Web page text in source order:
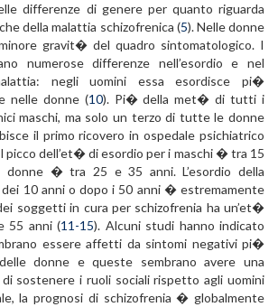
differenze di genere per quanto riguarda
della malattia schizofrenica (5). Nelle donne
gravit� del quadro sintomatologico. I
numerose differenze nell’esordio e nel
negli uomini essa esordisce pi�
nelle donne (10). Pi� della met� di tutti i
maschi, ma solo un terzo di tutte le donne
il primo ricovero in ospedale psichiatrico
picco dell’et� di esordio per i maschi � tra 15
� tra 25 e 35 anni. L’esordio della
dei 10 anni o dopo i 50 anni � estremamente
soggetti in cura per schizofrenia ha un’et�
55 anni (11-15). Alcuni studi hanno indicato
essere affetti da sintomi negativi pi�
donne e queste sembrano avere una
sostenere i ruoli sociali rispetto agli uomini
la prognosi di schizofrenia � globalmente